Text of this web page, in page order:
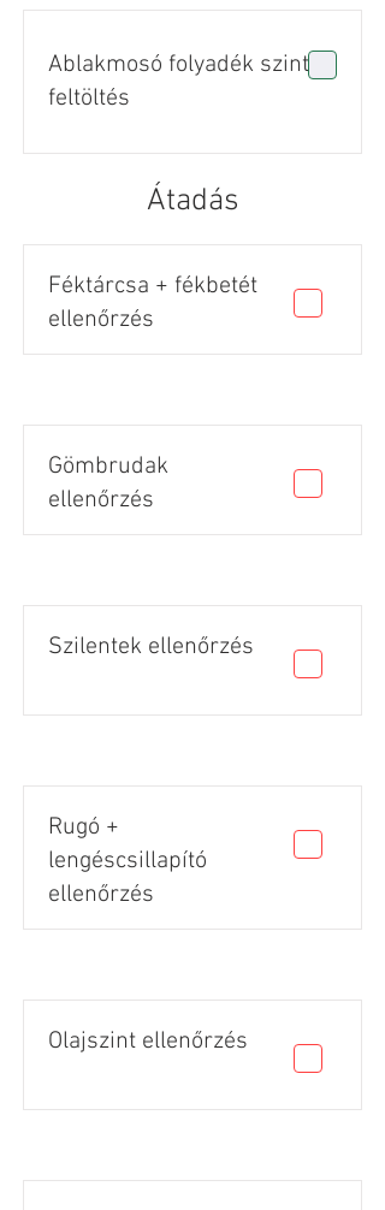
Ablakmosó folyadék szint
feltöltés
Átadás
Féktárcsa + fékbetét
ellenőrzés
Gömbrudak
ellenőrzés
Szilentek ellenőrzés
Rugó +
lengéscsillapító
ellenőrzés
Olajszint ellenőrzés